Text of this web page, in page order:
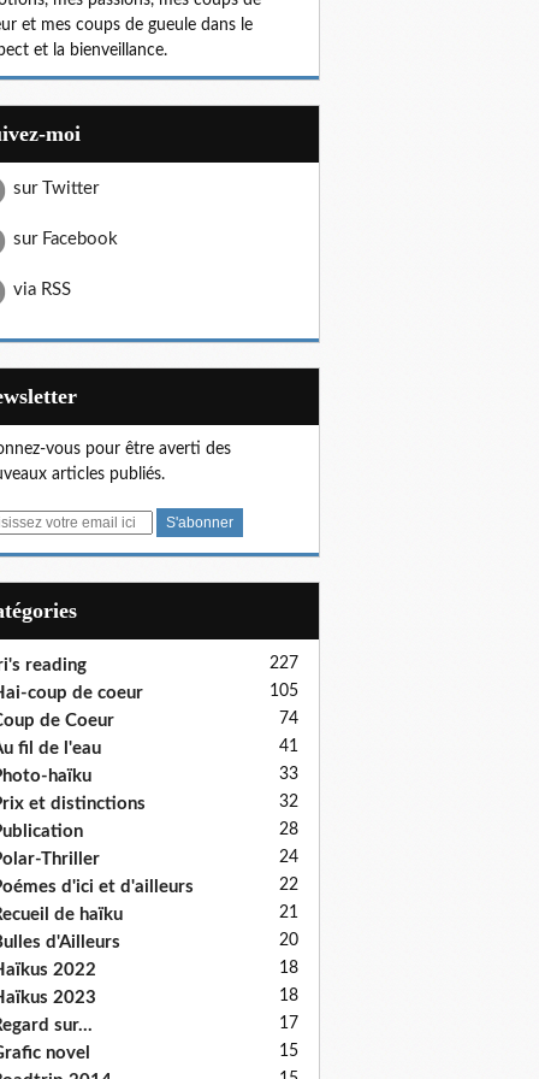
et mes coups de gueule dans le
et la bienveillance.
moi
sur Twitter
sur Facebook
via RSS
vous pour être averti des
articles publiés.
reading 227
coup de coeur 105
de Coeur 74
fil de l'eau 41
haïku 33
et distinctions 32
28
Thriller 24
d'ici et d'ailleurs 22
de haïku 21
d'Ailleurs 20
2022 18
2023 18
sur... 17
novel 15